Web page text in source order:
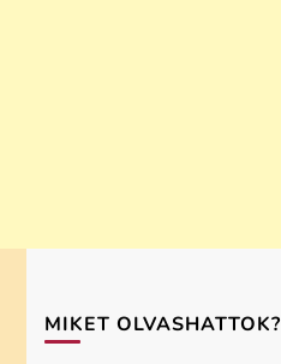
MIKET OLVASHATTOK?